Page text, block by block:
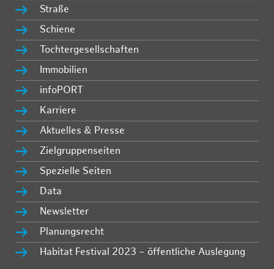
Straße
Schiene
Tochtergesellschaften
Immobilien
infoPORT
Karriere
Aktuelles & Presse
Zielgruppenseiten
Spezielle Seiten
Data
Newsletter
Planungsrecht
Habitat Festival 2023 – öffentliche Auslegung